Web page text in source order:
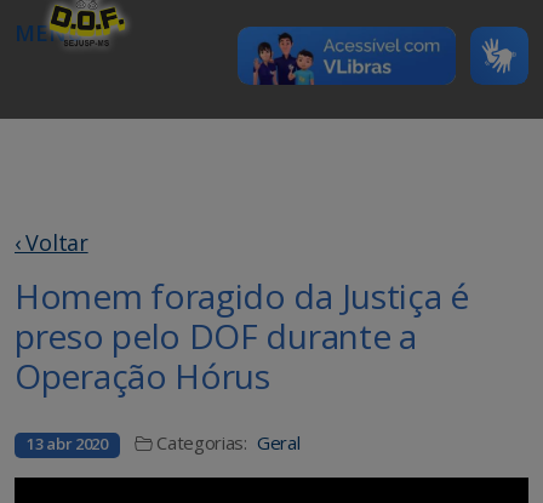
MENU
‹ Voltar
Homem foragido da Justiça é
preso pelo DOF durante a
Operação Hórus
13 abr 2020 Categorias: Geral